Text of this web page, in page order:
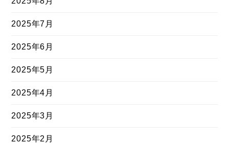
2025年7月
2025年6月
2025年5月
2025年4月
2025年3月
2025年2月